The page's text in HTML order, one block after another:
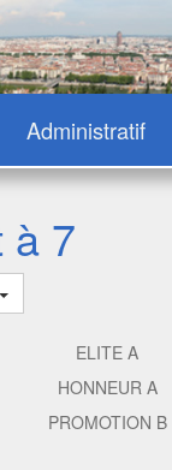
Administratif
à 7
ELITE A
HONNEUR A
PROMOTION B